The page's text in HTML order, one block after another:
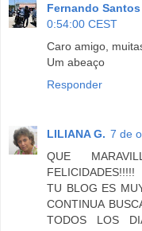
Fernando
0:54:00 CEST
Caro amigo,
Um abeaço
Responder
LILIANA G. 7 de
QUE
FELICIDADES!!!!!
TU BLOG ES
CONTINUA
TODOS LOS